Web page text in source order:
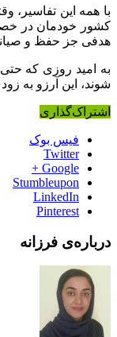
با همه این تفاسیر،
کشور خودمان در
هدفی جز حفظ و
به امید روزی که
شوند، این آرزو به
اشتراک‌گذاری
فیس بوک
Twitter
Google +
Stumbleupon
LinkedIn
Pinterest
درباره‌ی فرزانه